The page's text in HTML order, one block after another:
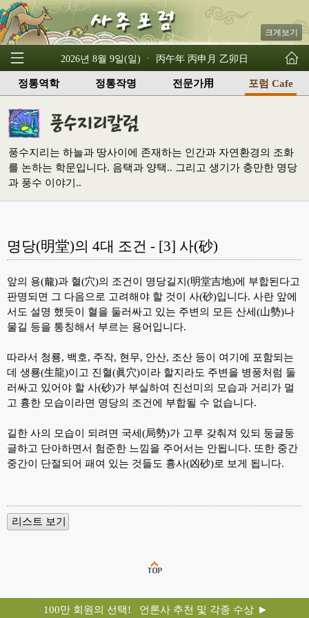
크게보기
2026년 8월 9일(일) ㆍ 丙午年 丙申月 乙卯日
정통역학 정통작명 전문가用 포럼 Cafe
풍수지리는 하늘과 땅사이에 존재하는 인간과 자연환경의 조화
를 논하는 학문입니다. 음택과 양택.. 그리고 생기가 충만한 명당
과 풍수 이야기..
명당(明堂)의 4대 조건 - [3] 사(砂)
앞의 용(龍)과 혈(穴)의 조건이 명당길지(明堂吉地)에 부합된다고
판명되면 그 다음으로 고려해야 할 것이 사(砂)입니다. 사란 앞에
서도 설명 했듯이 혈을 둘러싸고 있는 주변의 모든 산세(山勢)나
물길 등을 통칭해서 부르는 용어입니다.
따라서 청룡, 백호, 주작, 현무, 안산, 조산 등이 여기에 포함되는
데 생룡(生龍)이고 진혈(眞穴)이라 할지라도 주변을 병풍처럼 둘
러싸고 있어야 할 사(砂)가 부실하여 진선미의 모습과 거리가 멀
고 흉한 모습이라면 명당의 조건에 부합될 수 없습니다.
길한 사의 모습이 되려면 국세(局勢)가 고루 갖춰져 있되 둥글둥
글하고 단아하면서 험준한 느낌을 주어서는 안됩니다. 또한 중간
중간이 단절되어 패여 있는 것들도 흉사(凶砂)로 보게 됩니다.
100만 회원의 선택! 언론사 추천 및 각종 수상